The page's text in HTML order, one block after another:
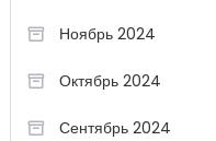
Ноябрь 2024
Октябрь 2024
Сентябрь 2024